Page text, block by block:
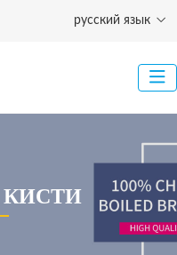
русский язык